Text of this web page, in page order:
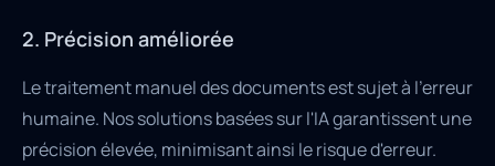
2. Précision améliorée
Le traitement manuel des documents est sujet à l'erreur
humaine. Nos solutions basées sur l'IA garantissent une
précision élevée, minimisant ainsi le risque d'erreur.